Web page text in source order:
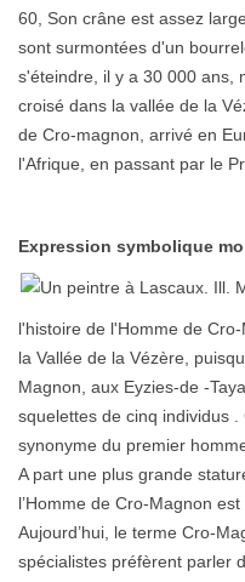
60, Son crâne est assez
sont surmontées d'un
s'éteindre, il y a 30 000 ans,
croisé dans la vallée de la
de Cro-magnon, arrivé en
l'Afrique, en passant par le
Expression symbolique
l'histoire de l'Homme de
la Vallée de la Vézère,
Magnon, aux Eyzies-de -
squelettes de cinq individus
synonyme du premier
A part une plus grande
l’Homme de Cro-Magnon
Aujourd’hui, le terme Cro-
spécialistes préfèrent parler